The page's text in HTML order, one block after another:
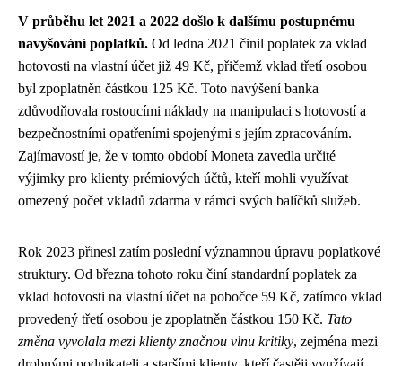
V průběhu let 2021 a 2022 došlo k dalšímu postupnému
navyšování poplatků. Od ledna 2021 činil poplatek za vklad
hotovosti na vlastní účet již 49 Kč, přičemž vklad třetí osobou
byl zpoplatněn částkou 125 Kč. Toto navýšení banka
zdůvodňovala rostoucími náklady na manipulaci s hotovostí a
bezpečnostními opatřeními spojenými s jejím zpracováním.
Zajímavostí je, že v tomto období Moneta zavedla určité
výjimky pro klienty prémiových účtů, kteří mohli využívat
omezený počet vkladů zdarma v rámci svých balíčků služeb.
Rok 2023 přinesl zatím poslední významnou úpravu poplatkové
struktury. Od března tohoto roku činí standardní poplatek za
vklad hotovosti na vlastní účet na pobočce 59 Kč, zatímco vklad
provedený třetí osobou je zpoplatněn částkou 150 Kč. Tato
změna vyvolala mezi klienty značnou vlnu kritiky, zejména mezi